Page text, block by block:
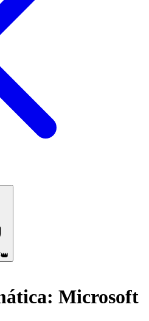
👑
Microsoft